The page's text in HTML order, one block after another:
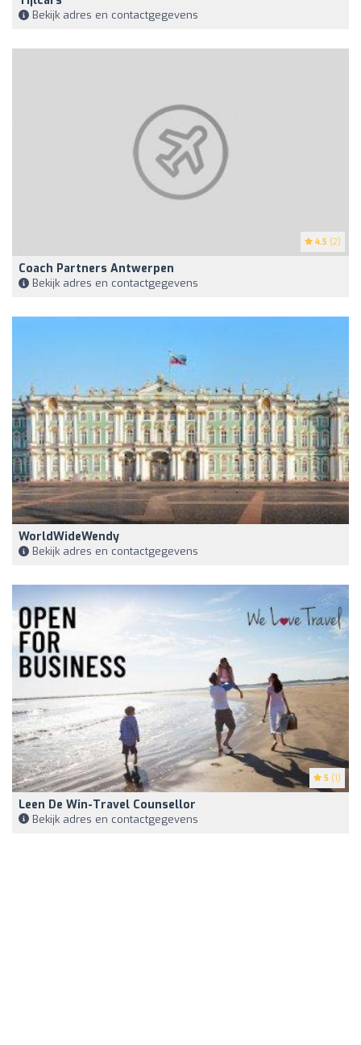
Bekijk adres en contactgegevens
4.5 (2)
Coach Partners Antwerpen
Bekijk adres en contactgegevens
WorldWideWendy
Bekijk adres en contactgegevens
5 (1)
Leen De Win-Travel Counsellor
Bekijk adres en contactgegevens